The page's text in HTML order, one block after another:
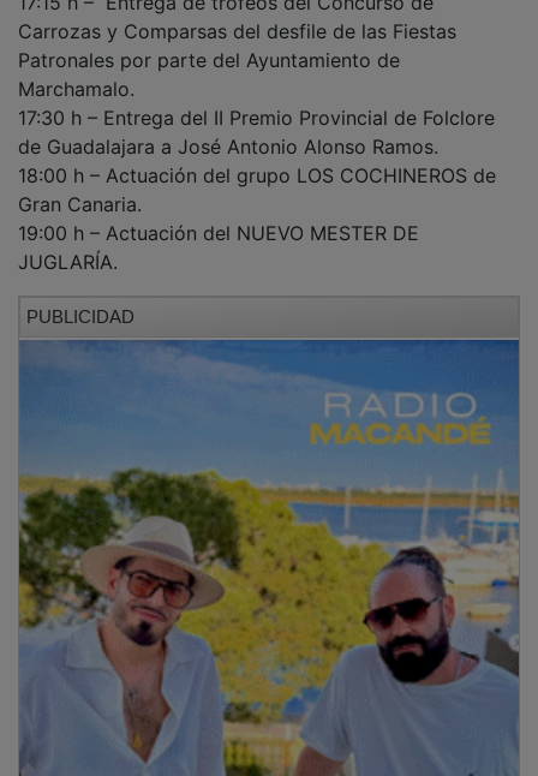
Carrozas y Comparsas del desfile de las Fiestas
Patronales por parte del Ayuntamiento de
Marchamalo.
17:30 h – Entrega del II Premio Provincial de Folclore
de Guadalajara a José Antonio Alonso Ramos.
18:00 h – Actuación del grupo LOS COCHINEROS de
Gran Canaria.
19:00 h – Actuación del NUEVO MESTER DE
JUGLARÍA.